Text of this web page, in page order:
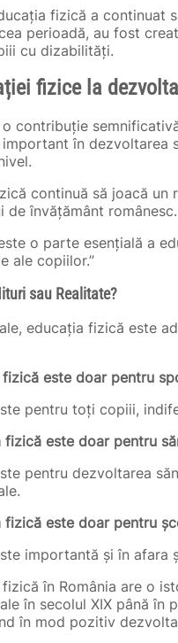
fizică a
perioadă, au fost
cu dizabilități.
fizice la
contribuție
în dezvoltarea
continuă să joacă
de învățământ românesc.
o parte esențială a
ale copiilor.”
sau Realitate?
educația fizică este
fizică este doar pentru
pentru toți copiii,
fizică este doar pentru
pentru dezvoltarea
fizică este doar pentru
importantă și în
în România are o
în secolul XIX până
în mod pozitiv